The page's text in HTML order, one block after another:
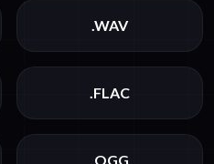
.WAV
.FLAC
.OGG